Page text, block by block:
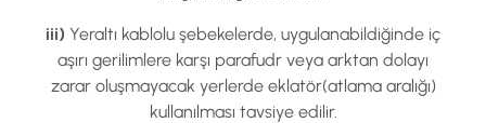
iii) Yeraltı kablolu şebekelerde, uygulanabildiğinde iç
aşırı gerilimlere karşı parafudr veya arktan dolayı
zarar oluşmayacak yerlerde eklatör(atlama aralığı)
kullanılması tavsiye edilir.